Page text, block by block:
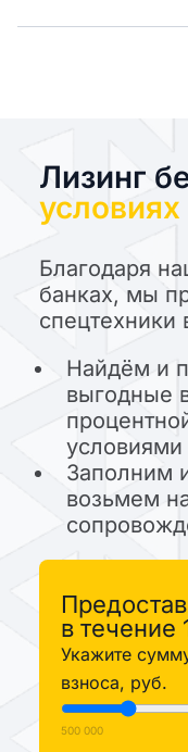
Лизинг
условиях
Благодаря
банках, мы
спецтехники
Найдём и
выгодные
условиями
Заполним
возьмем
в течение
Укажите
взноса, руб.
500 000